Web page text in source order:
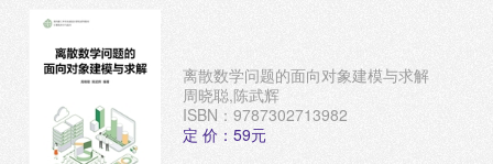
离散数学问题的面向对象建模与求解
周晓聪,陈武辉
ISBN：9787302713982
定 价：59元